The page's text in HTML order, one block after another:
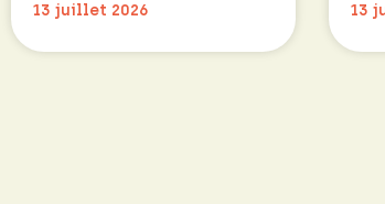
13 juillet 2026 13